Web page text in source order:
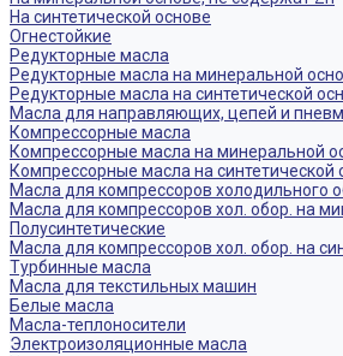
На синтетической основе
Огнестойкие
Редукторные масла
Редукторные масла на минеральной
Редукторные масла на синтетической
Масла для направляющих, цепей и
Компрессорные масла
Компрессорные масла на минеральной
Компрессорные масла на синтетической
Масла для компрессоров холодильного
Масла для компрессоров хол. обор. на
Полусинтетические
Масла для компрессоров хол. обор. на
Турбинные масла
Масла для текстильных машин
Белые масла
Масла-теплоносители
Электроизоляционные масла